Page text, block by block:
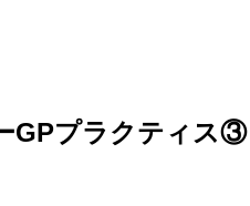
GPプラクティス